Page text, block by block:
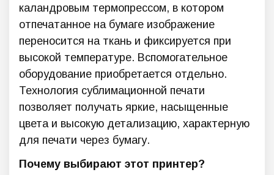
каландровым термопрессом, в котором
отпечатанное на бумаге изображение
переносится на ткань и фиксируется при
высокой температуре. Вспомогательное
оборудование приобретается отдельно.
Технология сублимационной печати
позволяет получать яркие, насыщенные
цвета и высокую детализацию, характерную
для печати через бумагу.
Почему выбирают этот принтер?